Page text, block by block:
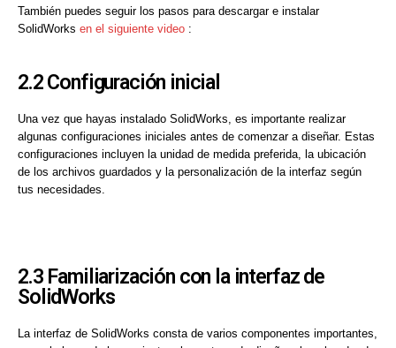
También puedes seguir los pasos para descargar e instalar
SolidWorks en el siguiente video :
2.2 Configuración inicial
Una vez que hayas instalado SolidWorks, es importante realizar
algunas configuraciones iniciales antes de comenzar a diseñar. Estas
configuraciones incluyen la unidad de medida preferida, la ubicación
de los archivos guardados y la personalización de la interfaz según
tus necesidades.
2.3 Familiarización con la interfaz de
SolidWorks
La interfaz de SolidWorks consta de varios componentes importantes,